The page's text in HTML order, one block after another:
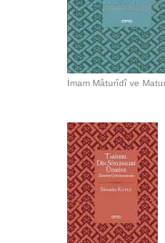
İmam Mâturîdî ve